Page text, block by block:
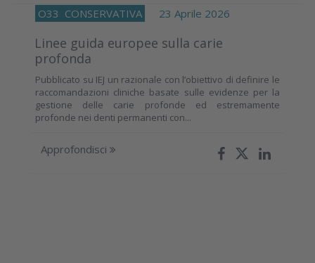
O33 CONSERVATIVA 23 Aprile 2026
Linee guida europee sulla carie
profonda
Pubblicato su IEJ un razionale con l’obiettivo di definire le
raccomandazioni cliniche basate sulle evidenze per la
gestione delle carie profonde ed estremamente
profonde nei denti permanenti con...
Approfondisci